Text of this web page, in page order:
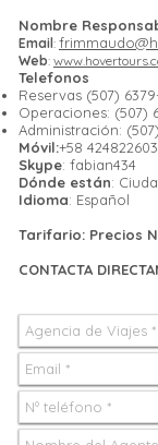
Nombre
Email:
Web:
Telefonos
Reservas (507)
Operaciones: (507)
Administración:
Móvil:+58
Skype: fabian434
Dónde están:
Idioma: Español
Tarifario: Precios
CONTACTA